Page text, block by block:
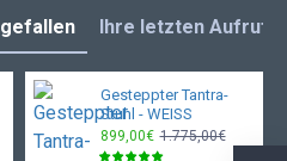
Ihre letzten Aufrufe
Gesteppter Tantra-
Stuhl - WEISS
899,00€ 1.775,00€